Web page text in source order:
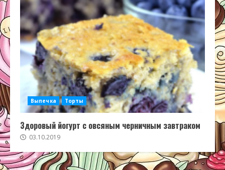
Выпечка Торты
Здоровый йогурт с овсяным черничным завтраком
03.10.2019